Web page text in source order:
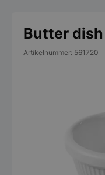
Butter dish
Artikelnummer: 561720